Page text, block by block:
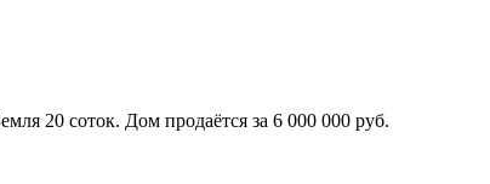
20 соток. Дом продаётся за 6 000 000 руб.